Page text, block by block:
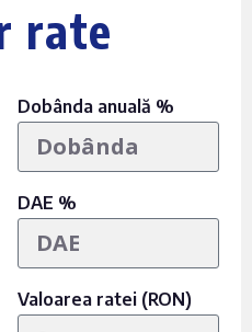
rate
Dobânda anuală %
DAE %
Valoarea ratei (RON)